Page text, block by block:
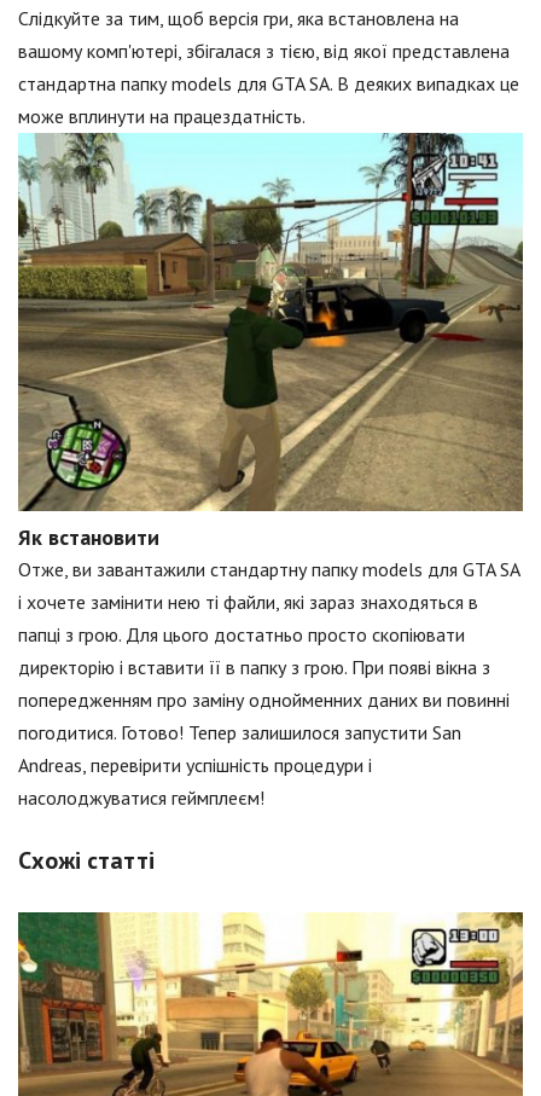
Слідкуйте за тим, щоб версія гри, яка встановлена на
вашому комп'ютері, збігалася з тією, від якої представлена
стандартна папку models для GTA SA. В деяких випадках це
може вплинути на працездатність.
Як встановити
Отже, ви завантажили стандартну папку models для GTA SA
і хочете замінити нею ті файли, які зараз знаходяться в
папці з грою. Для цього достатньо просто скопіювати
директорію і вставити її в папку з грою. При появі вікна з
попередженням про заміну однойменних даних ви повинні
погодитися. Готово! Тепер залишилося запустити San
Andreas, перевірити успішність процедури і
насолоджуватися геймплеєм!
Схожі статті